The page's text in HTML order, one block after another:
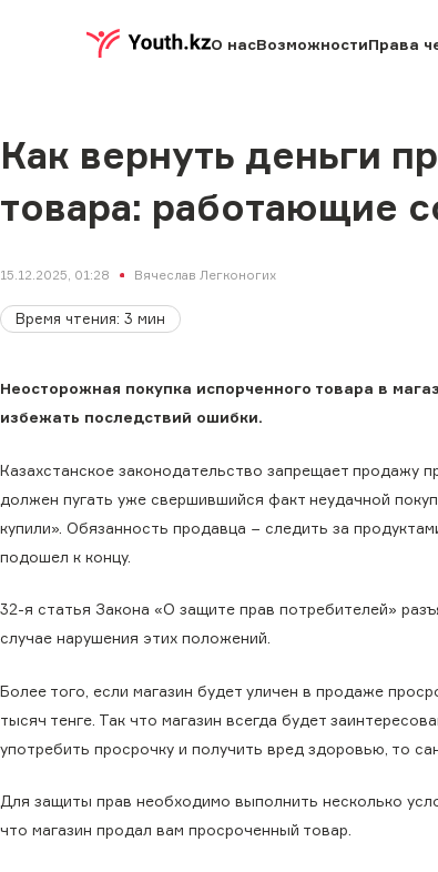
О насВозможностиПрава
Как вернуть деньги
товара: работающие
15.12.2025, 01:28 Вячеслав Легконогих
Время чтения: 3 мин
Неосторожная покупка испорченного товара в
избежать последствий ошибки.
Казахстанское законодательство запрещает продажу
должен пугать уже свершившийся факт неудачной
купили». Обязанность продавца − следить за
подошел к концу.
32-я статья Закона «О защите прав потребителей»
случае нарушения этих положений.
Более того, если магазин будет уличен в продаже
тысяч тенге. Так что магазин всегда будет
употребить просрочку и получить вред здоровью, то
Для защиты прав необходимо выполнить несколько
что магазин продал вам просроченный товар.